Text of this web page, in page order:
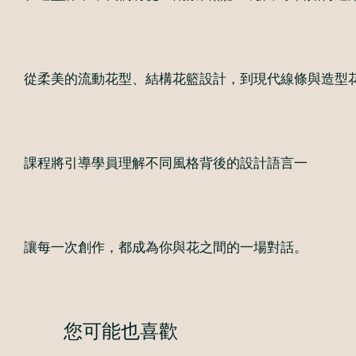
從柔美的流動花型、結構花籃設計，到現代線條與造型
課程將引導學員理解不同風格背後的設計語言一
讓每一次創作，都成為你與花之間的一場對話。
您可能也喜歡